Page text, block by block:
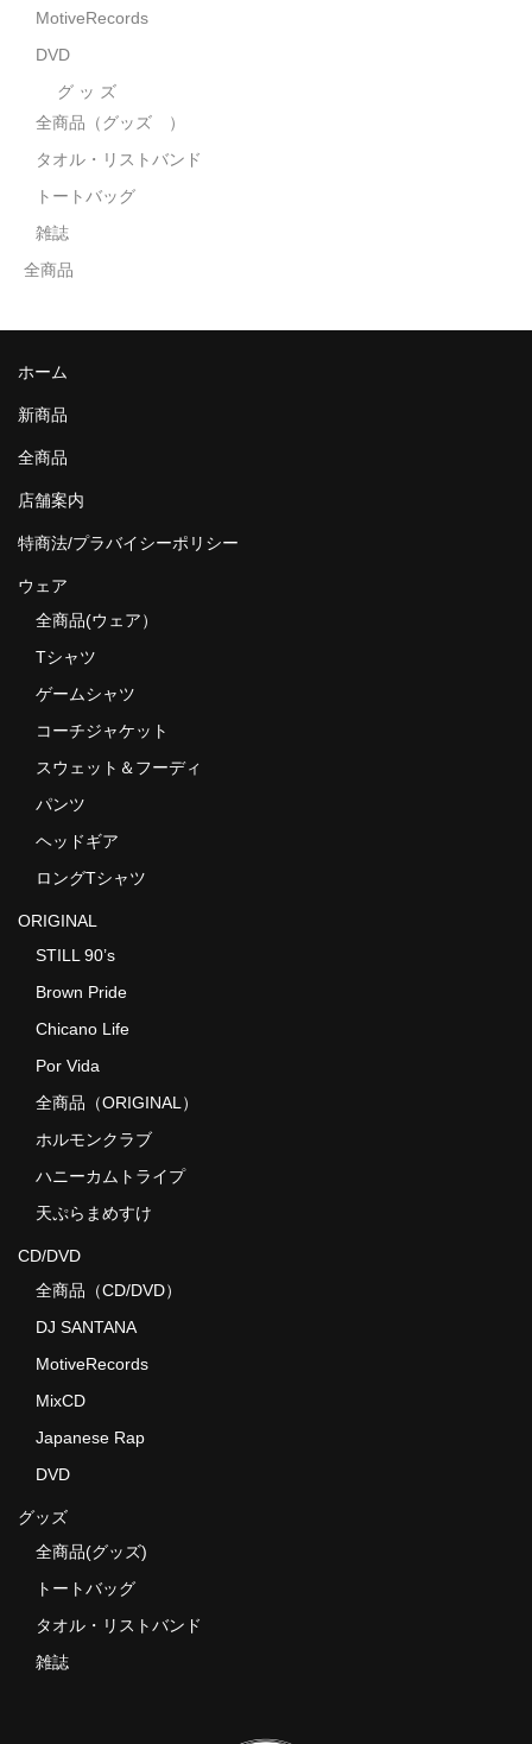
全商品
MotiveRecords
DVD
グ ッ ズ
全商品（グッズ ）
タオル・リストバンド
トートバッグ
雑誌
全商品
ホーム
新商品
全商品
店舗案内
特商法/プラバイシーポリシー
ウェア
全商品(ウェア）
Tシャツ
ゲームシャツ
コーチジャケット
スウェット＆フーディ
パンツ
ヘッドギア
ロングTシャツ
ORIGINAL
STILL 90’s
Brown Pride
Chicano Life
Por Vida
全商品（ORIGINAL）
ホルモンクラブ
ハニーカムトライプ
天ぷらまめすけ
CD/DVD
全商品（CD/DVD）
DJ SANTANA
MotiveRecords
MixCD
Japanese Rap
DVD
グッズ
全商品(グッズ)
トートバッグ
タオル・リストバンド
雑誌